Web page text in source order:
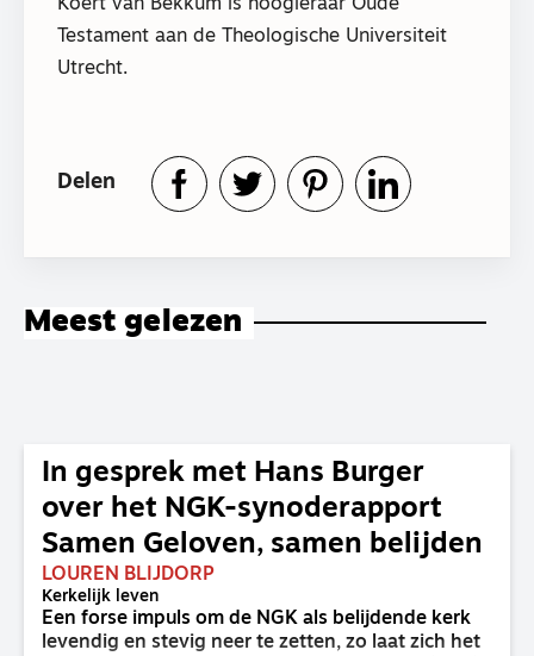
Koert van Bekkum is hoogleraar Oude
Testament aan de Theologische Universiteit
Utrecht.
Delen
Meest gelezen
In gesprek met Hans Burger
over het NGK-synoderapport
Samen Geloven, samen belijden
LOUREN BLIJDORP
Kerkelijk leven
Een forse impuls om de NGK als belijdende kerk
levendig en stevig neer te zetten, zo laat zich het